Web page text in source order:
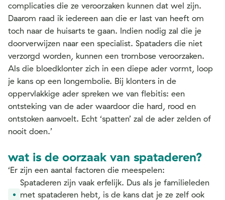
complicaties die ze veroorzaken kunnen dat wel zijn.
Daarom raad ik iedereen aan die er last van heeft om
toch naar de huisarts te gaan. Indien nodig zal die je
doorverwijzen naar een specialist. Spataders die niet
verzorgd worden, kunnen een trombose veroorzaken.
Als die bloedklonter zich in een diepe ader vormt, loop
je kans op een longembolie. Bij klonters in de
oppervlakkige ader spreken we van flebitis: een
ontsteking van de ader waardoor die hard, rood en
ontstoken aanvoelt. Echt ‘spatten’ zal de ader zelden of
nooit doen.’
wat is de oorzaak van spataderen?
‘Er zijn een aantal factoren die meespelen:
Spataderen zijn vaak erfelijk. Dus als je familieleden
met spataderen hebt, is de kans dat je ze zelf ook